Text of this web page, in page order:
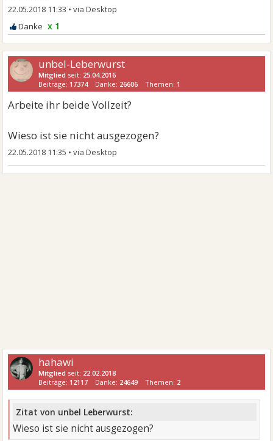
22.05.2018 11:33 •
x 1
unbel-Leberwurst
Mitglied seit: 25.04.2016
Beiträge: 17374 Danke: 26606 Themen: 1
Arbeite ihr beide Vollzeit?
Wieso ist sie nicht ausgezogen?
22.05.2018 11:35 •
hahawi
Mitglied seit: 22.02.2018
Beiträge: 12117 Danke: 24649 Themen: 2
Zitat von unbel Leberwurst:
Wieso ist sie nicht ausgezogen?